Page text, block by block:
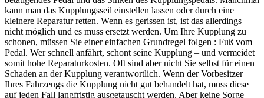
kann man das Kupplungsseil einstellen lassen oder durch eine
kleinere Reparatur retten. Wenn es gerissen ist, ist das allerdings
nicht möglich und es muss ersetzt werden. Um Ihre Kupplung zu
schonen, müssen Sie einer einfachen Grundregel folgen : Fuß vom
Pedal. Wer schnell anfährt, schont seine Kupplung – und vermeidet
somit hohe Reparaturkosten. Oft sind aber nicht Sie selbst für einen
Schaden an der Kupplung verantwortlich. Wenn der Vorbesitzer
Ihres Fahrzeugs die Kupplung nicht gut behandelt hat, muss diese
auf jeden Fall langfristig ausgetauscht werden. Aber keine Sorge –